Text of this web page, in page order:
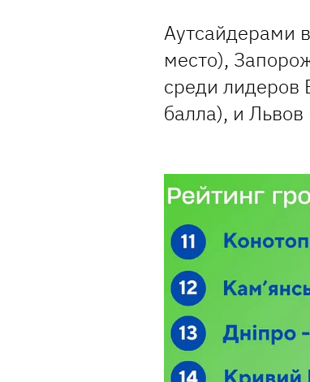
Аутсайдерами
место),
среди лидеров
балла), и Львов